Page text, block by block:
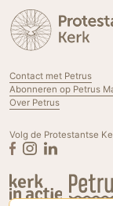
Contact met Petrus
Abonneren op Petrus
Over Petrus
Volg de Protestantse